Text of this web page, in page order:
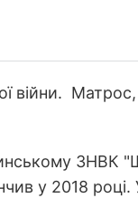
війни.
ЗНВК
у 2018